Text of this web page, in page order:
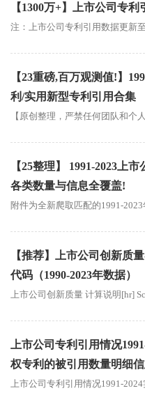
【1300万+】上市公司专利
注：上市公司专利引用数据更新
【23重磅,百万观测值!】
利/实用新型专利引用合集
【原创整理，严禁任何团队和个
【25整理】 1991-2023上
各类数量与信息全覆盖!
附件为全新爬取匹配的1991-2023
【推荐】上市公司创新质
代码（1990-2023年数据）
上市公司创新质量 计算说明[hr]
上市公司专利引用情况
权专利的被引用数量明细
上市公司专利引用情况1991-